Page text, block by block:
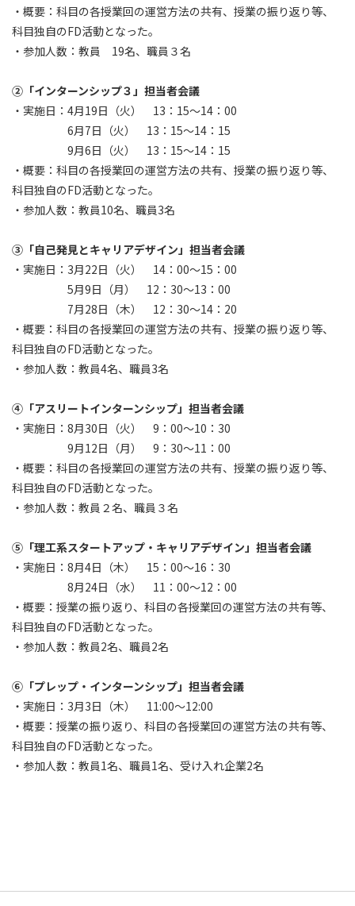
・概要：科目の各授業回の運営方法の共有、授業の振り返り等、
科目独自のFD活動となった。
・参加人数：教員 19名、職員３名
②「インターンシップ３」担当者会議
・実施日：4月19日（火） 13：15～14：00
6月7日（火） 13：15～14：15
9月6日（火） 13：15～14：15
・概要：科目の各授業回の運営方法の共有、授業の振り返り等、
科目独自のFD活動となった。
・参加人数：教員10名、職員3名
③「自己発見とキャリアデザイン」担当者会議
・実施日：3月22日（火） 14：00～15：00
5月9日（月） 12：30～13：00
7月28日（木） 12：30～14：20
・概要：科目の各授業回の運営方法の共有、授業の振り返り等、
科目独自のFD活動となった。
・参加人数：教員4名、職員3名
④「アスリートインターンシップ」担当者会議
・実施日：8月30日（火） 9：00～10：30
9月12日（月） 9：30～11：00
・概要：科目の各授業回の運営方法の共有、授業の振り返り等、
科目独自のFD活動となった。
・参加人数：教員２名、職員３名
⑤「理工系スタートアップ・キャリアデザイン」担当者会議
・実施日：8月4日（木） 15：00～16：30
8月24日（水） 11：00～12：00
・概要：授業の振り返り、科目の各授業回の運営方法の共有等、
科目独自のFD活動となった。
・参加人数：教員2名、職員2名
⑥「プレップ・インターンシップ」担当者会議
・実施日：3月3日（木） 11:00～12:00
・概要：授業の振り返り、科目の各授業回の運営方法の共有等、
科目独自のFD活動となった。
・参加人数：教員1名、職員1名、受け入れ企業2名